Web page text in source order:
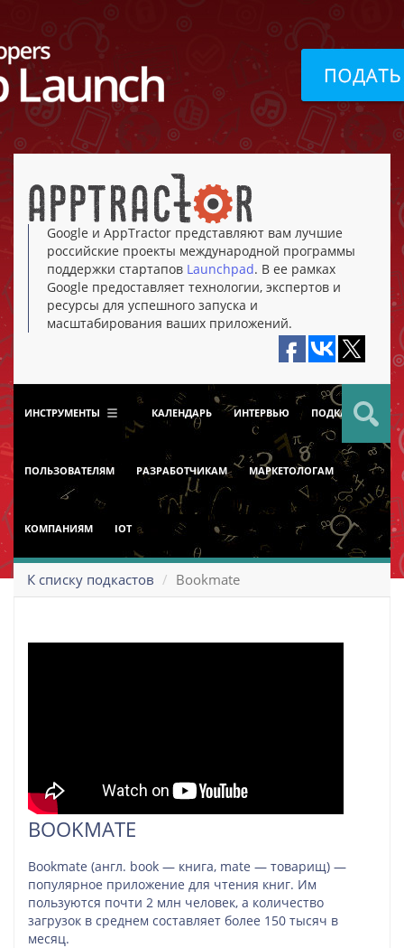
Google и AppTractor представляют вам лучшие
российские проекты международной программы
поддержки стартапов Launchpad. В ее рамках
Google предоставляет технологии, экспертов и
ресурсы для успешного запуска и
масштабирования ваших приложений.
ИНСТРУМЕНТЫ КАЛЕНДАРЬ ИНТЕРВЬЮ ПОДКАСТ
ПОЛЬЗОВАТЕЛЯМ РАЗРАБОТЧИКАМ МАРКЕТОЛОГАМ
КОМПАНИЯМ IOT
К списку подкастов Bookmate
BOOKMATE
Bookmate (англ. book — книга, mate — товарищ) —
популярное приложение для чтения книг. Им
пользуются почти 2 млн человек, а количество
загрузок в среднем составляет более 150 тысяч в
месяц.